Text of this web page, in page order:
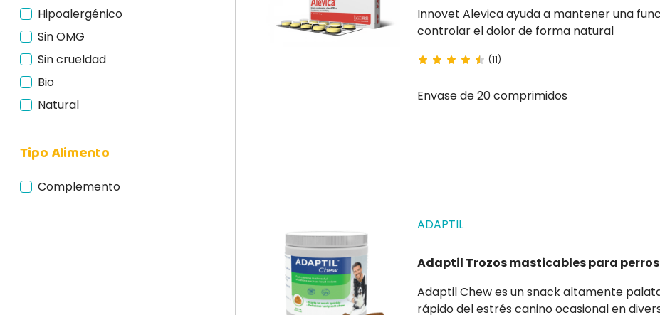
Hipoalergénico
Sin OMG
Sin crueldad
Bio
Natural
Tipo Alimento
Complemento
Innovet Alevica ayuda a mantener una función nociceptiva adecuada, es decir, ayuda a
controlar el dolor de forma natural
(11)
Envase de 20 comprimidos
ADAPTIL
Adaptil Trozos masticables para perros
Adaptil Chew es un snack altamente palatable para perros , que proporciona un alivio
rápido del estrés canino ocasional en diversas situaciones. Adaptil Express Tablets son una